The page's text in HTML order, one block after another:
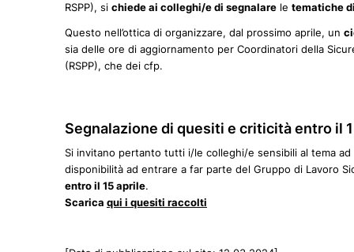
RSPP), si chiede ai colleghi/e di segnalare le tematiche
Questo nell’ottica di organizzare, dal prossimo aprile, un
sia delle ore di aggiornamento per Coordinatori della
(RSPP), che dei cfp.
Segnalazione di quesiti e criticità entro il
Si invitano pertanto tutti i/le colleghi/e sensibili al tema
disponibilità ad entrare a far parte del Gruppo di Lavoro
entro il 15 aprile.
Scarica qui i quesiti raccolti